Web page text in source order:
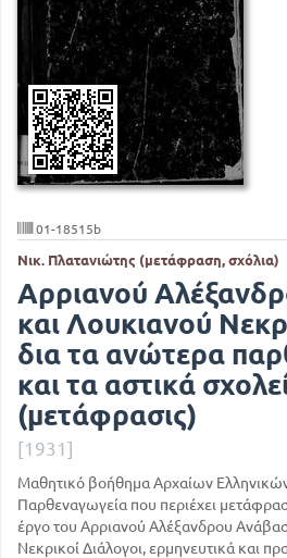
01-18515b
Νικ. Πλατανιώτης (μετάφραση, σχόλια)
Αρριανού
και Λουκιανού
δια τα ανώτερα
και τα αστικά
(μετάφρασις)
[1931]
Μαθητικό βοήθημα Αρχαίων Ελληνικών
Παρθεναγωγεία που περιέχει
έργο του Αρριανού Αλέξανδρου
Νεκρικοί Διάλογοι, ερμηνευτικά και